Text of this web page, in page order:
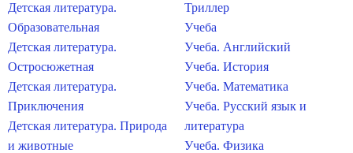
Детская литература.
Образовательная
Детская литература.
Остросюжетная
Детская литература.
Приключения
Детская литература. Природа
и животные
Триллер
Учеба
Учеба. Английский
Учеба. История
Учеба. Математика
Учеба. Русский язык и
литература
Учеба. Физика